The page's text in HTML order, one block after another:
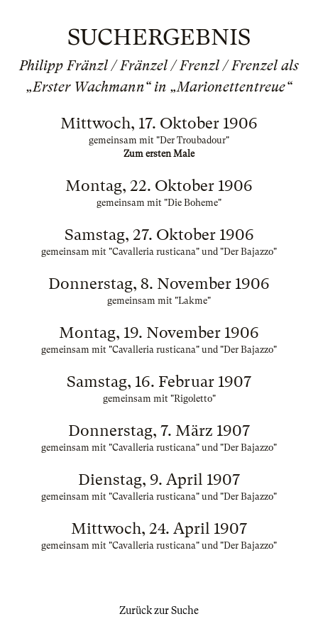
SUCHERGEBNIS
Philipp Fränzl / Fränzel / Frenzl / Frenzel als
„Erster Wachmann“ in „Marionettentreue“
Mittwoch, 17. Oktober 1906
gemeinsam mit "Der Troubadour"
Zum ersten Male
Montag, 22. Oktober 1906
gemeinsam mit "Die Boheme"
Samstag, 27. Oktober 1906
gemeinsam mit "Cavalleria rusticana" und "Der Bajazzo"
Donnerstag, 8. November 1906
gemeinsam mit "Lakme"
Montag, 19. November 1906
gemeinsam mit "Cavalleria rusticana" und "Der Bajazzo"
Samstag, 16. Februar 1907
gemeinsam mit "Rigoletto"
Donnerstag, 7. März 1907
gemeinsam mit "Cavalleria rusticana" und "Der Bajazzo"
Dienstag, 9. April 1907
gemeinsam mit "Cavalleria rusticana" und "Der Bajazzo"
Mittwoch, 24. April 1907
gemeinsam mit "Cavalleria rusticana" und "Der Bajazzo"
Zurück zur Suche